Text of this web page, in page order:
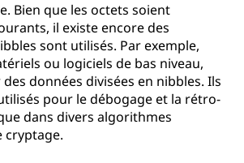
Bien que les octets soient
il existe encore des
sont utilisés. Par exemple,
ou logiciels de bas niveau,
données divisées en nibbles. Ils
pour le débogage et la rétro-
dans divers algorithmes
cryptage.